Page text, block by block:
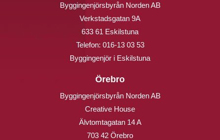
Byggingenjörsbyrån Norden AB
Verkstadsgatan 9A
633 61 Eskilstuna
Telefon: 016-13 03 53
Byggingenjör i Eskilstuna
Örebro
Byggingenjörsbyrån Norden AB
Creative House
Älvtomtagatan 14 A
703 42 Örebro